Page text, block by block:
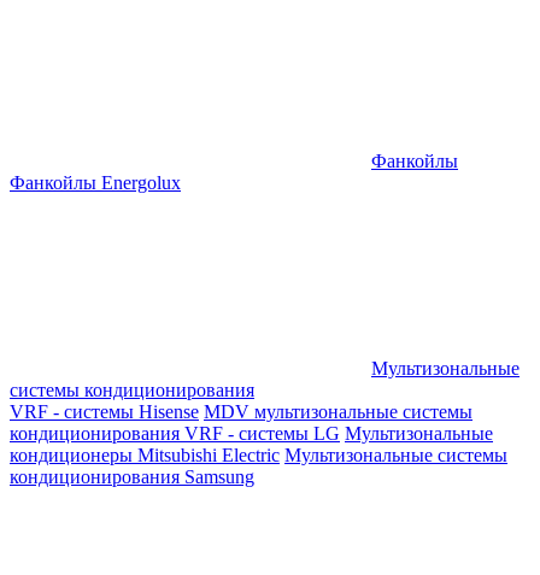
Фанкойлы
Фанкойлы Energolux
Мультизональные
системы кондиционирования
VRF - системы Hisense MDV мультизональные системы
кондиционирования VRF - системы LG Мультизональные
кондиционеры Mitsubishi Electric Мультизональные системы
кондиционирования Samsung